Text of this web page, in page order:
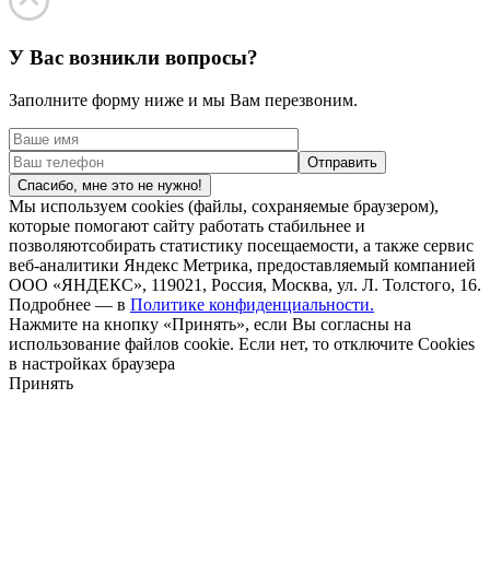
У Вас возникли вопросы?
Заполните форму ниже и мы Вам перезвоним.
Спасибо, мне это не нужно!
Мы используем cookies (файлы, сохраняемые браузером),
которые помогают сайту работать стабильнее и
позволяютсобирать статистику посещаемости, а также сервис
веб-аналитики Яндекс Метрика, предоставляемый компанией
ООО «ЯНДЕКС», 119021, Россия, Москва, ул. Л. Толстого, 16.
Подробнее — в Политике конфиденциальности.
Нажмите на кнопку «Принять», если Вы согласны на
использование файлов cookie. Если нет, то отключите Cookies
в настройках браузера
Принять